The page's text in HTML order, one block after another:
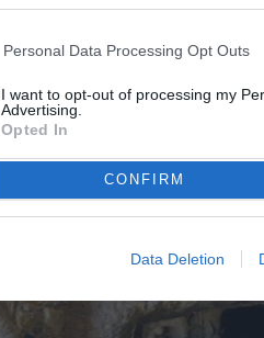
Personal Data Processing Opt Outs
I want to opt-out of processing my
Advertising.
Opted In
CONFIRM
Data Deletion